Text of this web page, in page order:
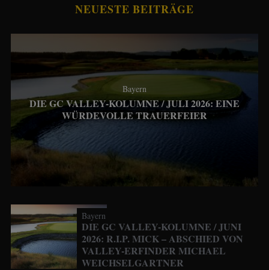
NEUESTE BEITRÄGE
Bayern
DIE GC VALLEY-KOLUMNE / JULI 2026: EINE
WÜRDEVOLLE TRAUERFEIER
Bayern
DIE GC VALLEY-KOLUMNE / JUNI
2026: R.I.P. MICK – ABSCHIED VON
VALLEY-ERFINDER MICHAEL
WEICHSELGARTNER